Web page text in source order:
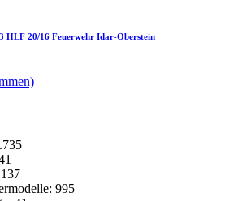
HLF 20/16 Feuerwehr Idar-Oberstein
995